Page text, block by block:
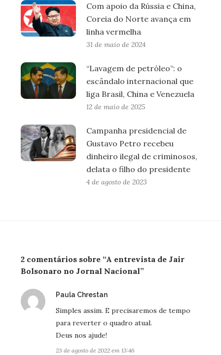
Com apoio da Rússia e China,
Coreia do Norte avança em
linha vermelha
31 de maio de 2024
“Lavagem de petróleo”: o
escândalo internacional que
liga Brasil, China e Venezuela
12 de maio de 2025
Campanha presidencial de
Gustavo Petro recebeu
dinheiro ilegal de criminosos,
delata o filho do presidente
4 de agosto de 2023
2 comentários sobre “A entrevista de Jair
Bolsonaro no Jornal Nacional”
Paula Chrestandisse:
Simples assim. E precisaremos de tempo
para reverter o quadro atual.
Deus nos ajude!
23 de agosto de 2022 em 13:46